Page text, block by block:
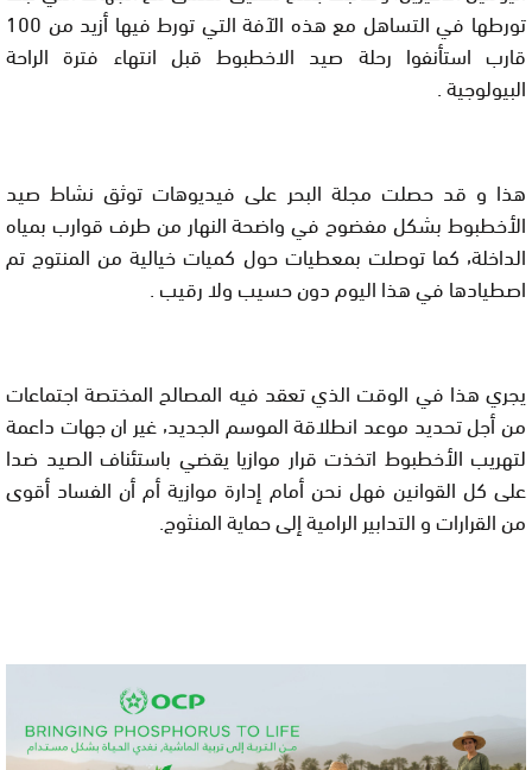
تورطها في التساهل مع هذه الآفة التي تورط فيها أزيد من 100
قارب استأنفوا رحلة صيد الاخطبوط قبل انتهاء فترة الراحة
البيولوجية .
هذا و قد حصلت مجلة البحر على فيديوهات توثق نشاط صيد
الأخطبوط بشكل مفضوح في واضحة النهار من طرف قوارب بمياه
الداخلة٬ كما توصلت بمعطيات حول كميات خيالية من المنتوج تم
اصطيادها في هذا اليوم دون حسيب ولا رقيب .
يجري هذا في الوقت الذي تعقد فيه المصالح المختصة اجتماعات
من أجل تحديد موعد انطلاقة الموسم الجديد٬ غير ان جهات داعمة
لتهريب الأخطبوط اتخذت قرار موازيا يقضي باستئناف الصيد ضدا
على كل القوانين فهل نحن أمام إدارة موازية أم أن الفساد أقوى
من القرارات و التدابير الرامية إلى حماية المنثوج.